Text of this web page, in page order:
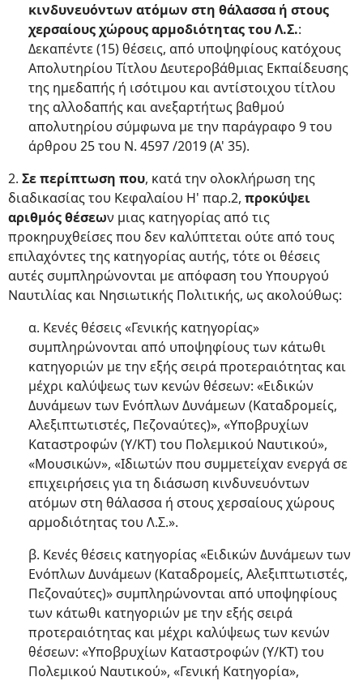
κινδυνευόντων ατόμων στη θάλασσα ή στους
χερσαίους χώρους αρμοδιότητας του Λ.Σ.:
Δεκαπέντε (15) θέσεις, από υποψηφίους κατόχους
Απολυτηρίου Τίτλου Δευτεροβάθμιας Εκπαίδευσης
της ημεδαπής ή ισότιμου και αντίστοιχου τίτλου
της αλλοδαπής και ανεξαρτήτως βαθμού
απολυτηρίου σύμφωνα με την παράγραφο 9 του
άρθρου 25 του Ν. 4597 /2019 (Α' 35).
2. Σε περίπτωση που, κατά την ολοκλήρωση της
διαδικασίας του Κεφαλαίου Η' παρ.2, προκύψει
αριθμός θέσεων μιας κατηγορίας από τις
προκηρυχθείσες που δεν καλύπτεται ούτε από τους
επιλαχόντες της κατηγορίας αυτής, τότε οι θέσεις
αυτές συμπληρώνονται με απόφαση του Υπουργού
Ναυτιλίας και Νησιωτικής Πολιτικής, ως ακολούθως:
α. Κενές θέσεις «Γενικής κατηγορίας»
συμπληρώνονται από υποψηφίους των κάτωθι
κατηγοριών με την εξής σειρά προτεραιότητας και
μέχρι καλύψεως των κενών θέσεων: «Ειδικών
Δυνάμεων των Ενόπλων Δυνάμεων (Καταδρομείς,
Αλεξιπτωτιστές, Πεζοναύτες)», «Υποβρυχίων
Καταστροφών (Υ/ΚΤ) του Πολεμικού Ναυτικού»,
«Μουσικών», «Ιδιωτών που συμμετείχαν ενεργά σε
επιχειρήσεις για τη διάσωση κινδυνευόντων
ατόμων στη θάλασσα ή στους χερσαίους χώρους
αρμοδιότητας του Λ.Σ.».
β. Κενές θέσεις κατηγορίας «Ειδικών Δυνάμεων των
Ενόπλων Δυνάμεων (Καταδρομείς, Αλεξιπτωτιστές,
Πεζοναύτες)» συμπληρώνονται από υποψηφίους
των κάτωθι κατηγοριών με την εξής σειρά
προτεραιότητας και μέχρι καλύψεως των κενών
θέσεων: «Υποβρυχίων Καταστροφών (Υ/ΚΤ) του
Πολεμικού Ναυτικού», «Γενική Κατηγορία»,